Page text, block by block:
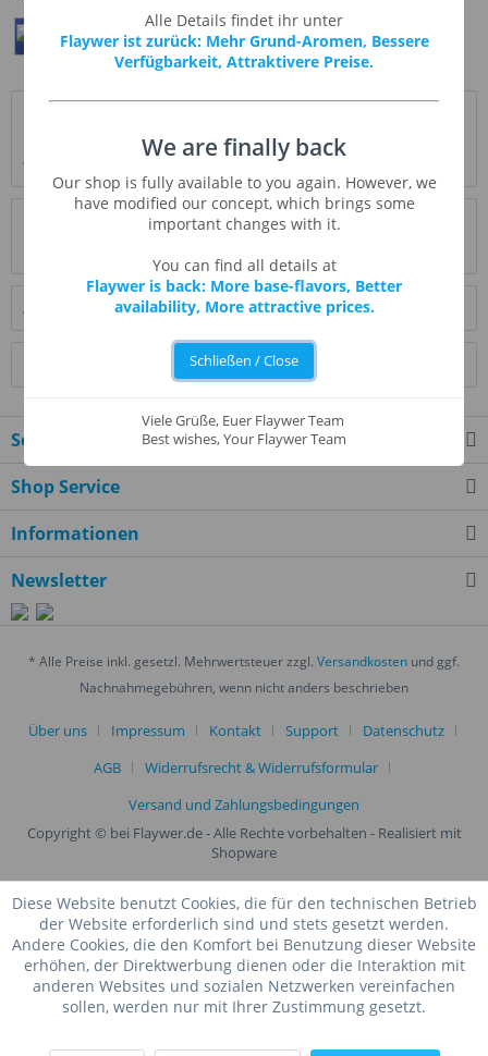
Teilen Twittern Pin It
Go Nutz! ist eine wunderbar ausgewogene Mischung aus
verschiedenen nussigen Aromen.
mehr
0
Ähnliche Artikel
Service Hotline
Shop Service
Informationen
Newsletter
* Alle Preise inkl. gesetzl. Mehrwertsteuer zzgl. Versandkosten und ggf.
Nachnahmegebühren, wenn nicht anders beschrieben
Über uns Impressum Kontakt Support
Datenschutz
AGB
Widerrufsrecht & Widerrufsformular
Versand und Zahlungsbedingungen
Copyright © bei Flaywer.de - Alle Rechte vorbehalten - Realisiert mit
Shopware
Diese Website benutzt Cookies, die für den technischen Betrieb
der Website erforderlich sind und stets gesetzt werden.
Andere Cookies, die den Komfort bei Benutzung dieser Website
erhöhen, der Direktwerbung dienen oder die Interaktion mit
anderen Websites und sozialen Netzwerken vereinfachen
sollen, werden nur mit Ihrer Zustimmung gesetzt.
Alle Details findet ihr unter
Flaywer ist zurück: Mehr Grund-Aromen, Bessere
Verfügbarkeit, Attraktivere Preise.
We are finally back
Our shop is fully available to you again. However, we
have modified our concept, which brings some
important changes with it.
You can find all details at
Flaywer is back: More base-flavors, Better
availability, More attractive prices.
Schließen / Close
Viele Grüße, Euer Flaywer Team
Best wishes, Your Flaywer Team